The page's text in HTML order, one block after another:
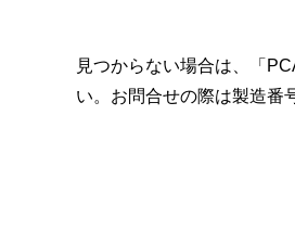
見つからない場合は、「
い。お問合せの際は製造番